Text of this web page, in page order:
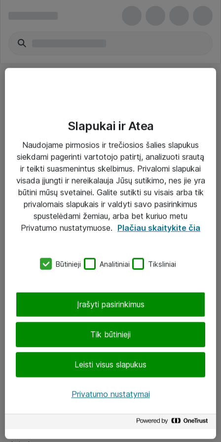
Paslaugos
Sprendimai
Įgyvendinti projektai
Atea ekspertų patarimai verslui
eShop@atea.lt
LinkedIn
Slapukai ir Atea
Naudojame pirmosios ir trečiosios šalies slapukus
siekdami pagerinti vartotojo patirtį, analizuoti srautą
ir teikti suasmenintus skelbimus. Privalomi slapukai
visada įjungti ir nereikalauja Jūsų sutikimo, nes jie yra
būtini mūsų svetainei. Galite sutikti su visais arba tik
privalomais slapukais ir valdyti savo pasirinkimus
spustelėdami žemiau, arba bet kuriuo metu
Privatumo nustatymuose. Plačiau skaitykite čia
Būtinieji Analitiniai Tiksliniai
Tik būtinieji
Leisti visus slapukus
Įrašyti pasirinkimus
Privatumo nustatymai